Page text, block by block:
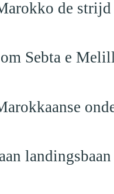
de strijd
Sebta e
landingsbaan